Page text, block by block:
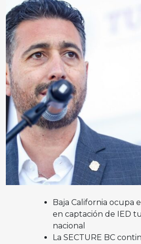
Baja California ocupa
en captación de IED
nacional
La SECTURE BC